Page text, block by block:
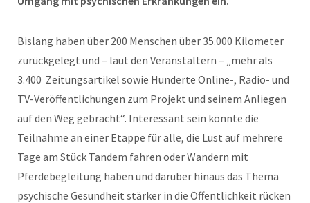
Bislang haben über 200 Menschen über 35.000 Kilometer
zurückgelegt und – laut den Veranstaltern – „mehr als
3.400 Zeitungsartikel sowie Hunderte Online-, Radio- und
TV-Veröffentlichungen zum Projekt und seinem Anliegen
auf den Weg gebracht“. Interessant sein könnte die
Teilnahme an einer Etappe für alle, die Lust auf mehrere
Tage am Stück Tandem fahren oder Wandern mit
Pferdebegleitung haben und darüber hinaus das Thema
psychische Gesundheit stärker in die Öffentlichkeit rücken